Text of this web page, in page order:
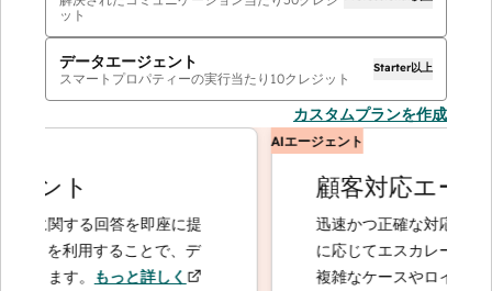
ット
データエージェント
スマートプロパティーの実行当たり 10クレジット
Starter以上
カスタムプランを作成
ト
関する回答を即座に提
を利用することで、デ
ます。もっと詳しく
AIエージェント
顧客対応エージェ
迅速かつ正確な対応で問い
に応じてエスカレーション
複雑なケースやロイヤルテ